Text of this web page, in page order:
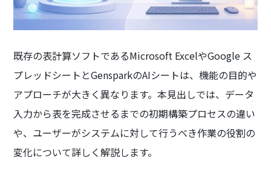
既存の表計算ソフトであるMicrosoft ExcelやGoogle ス
プレッドシートとGensparkのAIシートは、機能の目的や
アプローチが大きく異なります。本見出しでは、データ
入力から表を完成させるまでの初期構築プロセスの違い
や、ユーザーがシステムに対して行うべき作業の役割の
変化について詳しく解説します。